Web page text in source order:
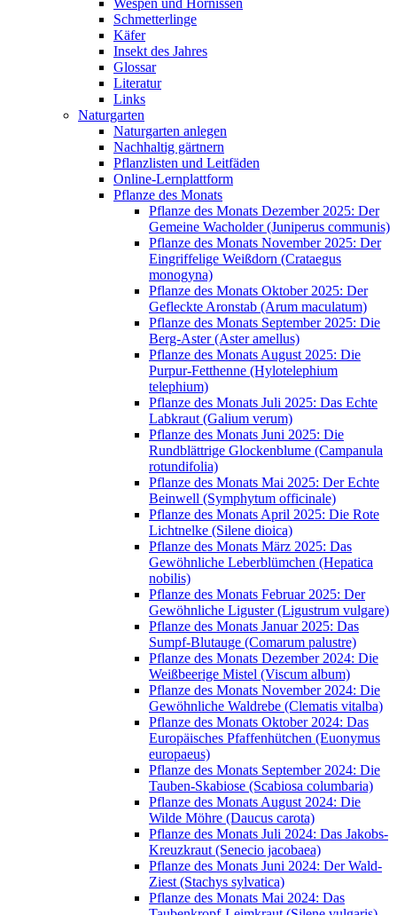
Wespen und Hornissen
Schmetterlinge
Käfer
Insekt des Jahres
Glossar
Literatur
Links
Naturgarten
Naturgarten anlegen
Nachhaltig gärtnern
Pflanzlisten und Leitfäden
Online-Lernplattform
Pflanze des Monats
Pflanze des Monats Dezember 2025: Der
Gemeine Wacholder (Juniperus communis)
Pflanze des Monats November 2025: Der
Eingriffelige Weißdorn (Crataegus
monogyna)
Pflanze des Monats Oktober 2025: Der
Gefleckte Aronstab (Arum maculatum)
Pflanze des Monats September 2025: Die
Berg-Aster (Aster amellus)
Pflanze des Monats August 2025: Die
Purpur-Fetthenne (Hylotelephium
telephium)
Pflanze des Monats Juli 2025: Das Echte
Labkraut (Galium verum)
Pflanze des Monats Juni 2025: Die
Rundblättrige Glockenblume (Campanula
rotundifolia)
Pflanze des Monats Mai 2025: Der Echte
Beinwell (Symphytum officinale)
Pflanze des Monats April 2025: Die Rote
Lichtnelke (Silene dioica)
Pflanze des Monats März 2025: Das
Gewöhnliche Leberblümchen (Hepatica
nobilis)
Pflanze des Monats Februar 2025: Der
Gewöhnliche Liguster (Ligustrum vulgare)
Pflanze des Monats Januar 2025: Das
Sumpf-Blutauge (Comarum palustre)
Pflanze des Monats Dezember 2024: Die
Weißbeerige Mistel (Viscum album)
Pflanze des Monats November 2024: Die
Gewöhnliche Waldrebe (Clematis vitalba)
Pflanze des Monats Oktober 2024: Das
Europäisches Pfaffenhütchen (Euonymus
europaeus)
Pflanze des Monats September 2024: Die
Tauben-Skabiose (Scabiosa columbaria)
Pflanze des Monats August 2024: Die
Wilde Möhre (Daucus carota)
Pflanze des Monats Juli 2024: Das Jakobs-
Kreuzkraut (Senecio jacobaea)
Pflanze des Monats Juni 2024: Der Wald-
Ziest (Stachys sylvatica)
Pflanze des Monats Mai 2024: Das